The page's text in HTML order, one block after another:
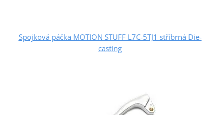
Spojková páčka MOTION STUFF L7C-5TJ1 stříbrná Die-
casting